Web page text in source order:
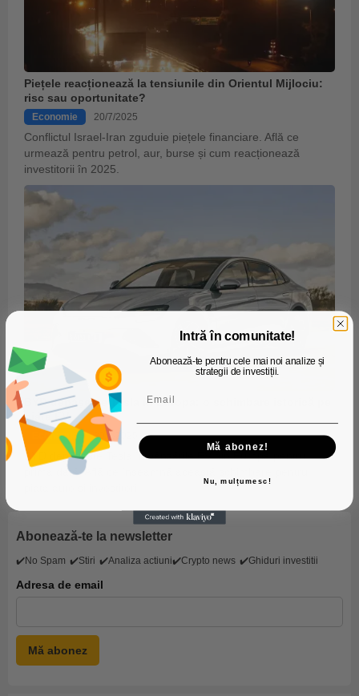
Piețele reacționează la tensiunile din Orientul Mijlociu:
risc sau oportunitate?
Economie 20/7/2025
Conflictul Israel-Iran zguduie piețele financiare. Află ce
urmează pentru petrol, aur, burse și cum reacționează
investitorii în 2025.
BYD depășește Tesla în Europa: o schimbare istorică pe
piața EV
Economie 20/7/2025
BYD depășește Tesla în vânzările EV din Europa pentru
prima dată. Află ce înseamnă această schimbare pentru
Abonează-te la newsletter
✔️No Spam ✔️Stiri ✔️Analiza actiuni✔️Crypto news ✔️Ghiduri investitii
Adresa de email
Intră în comunitate!
Abonează-te pentru cele mai noi analize și
strategii de investiții.
Mă abonez!
Nu, mulțumesc!